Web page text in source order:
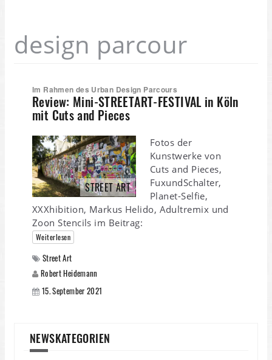
design parcour
Im Rahmen des Urban Design Parcours
Review: Mini-STREETART-FESTIVAL in Köln
mit Cuts and Pieces
STREET ART
Fotos der
Kunstwerke von
Cuts and Pieces,
FuxundSchalter,
Planet-Selfie,
XXXhibition, Markus Helido, Adultremix und
Zoon Stencils im Beitrag:
Weiterlesen
Street Art
Robert Heidemann
15. September 2021
NEWSKATEGORIEN